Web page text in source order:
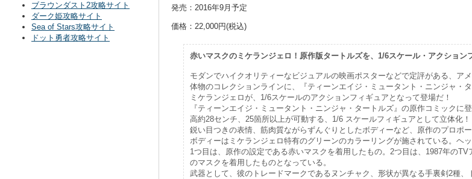
発売：2016年9月予定
価格：22,000円(税込)
赤いマスクのミケランジェロ！原作版タートルズを、1/6スケール・アクション
モダンでハイクオリティーなビジュアルの映画ポスターなどで定評がある、ア
体物のコレクションラインに、『ティーンエイジ・ミュータント・ニンジャ・
ミケランジェロが、1/6スケールのアクションフィギュアとなって登場だ！
『ティーンエイジ・ミュータント・ニンジャ・タートルズ』の原作コミックに
高約28センチ、25箇所以上が可動する、1/6 スケールフィギュアとして立体化！
鋭い目つきの表情、筋肉質ながらずんぐりとしたボディーなど、原作のプロポー
ボディーはミケランジェロ特有のグリーンのカラーリングが施されている。ヘッ
1つ目は、原作の設定である赤いマスクを着用したもの。2つ目は、1987年の
のマスクを着用したものとなっている。
武器として、彼のトレードマークであるヌンチャク、形状が異なる手裏剣2種
ブラウンダスト2攻略サイト
ダーク姫攻略サイト
Sea of Stars攻略サイト
ドット勇者攻略サイト